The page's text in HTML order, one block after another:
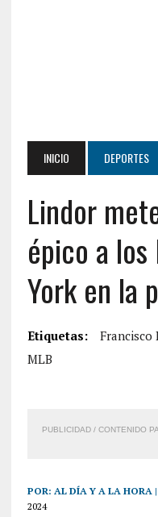
INICIO DEPORTES
Lindor
épico a los
York en la
Etiquetas: Francisco
MLB
PUBLICIDAD / CONTENIDO
POR: AL DÍA Y A LA HORA
2024